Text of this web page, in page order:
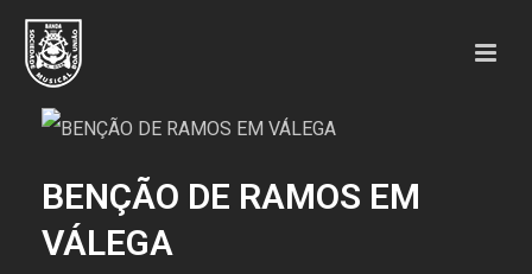
BENÇÃO DE RAMOS EM
VÁLEGA